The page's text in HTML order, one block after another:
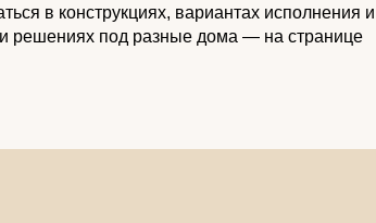
в конструкциях, вариантах исполнения и
решениях под разные дома — на странице